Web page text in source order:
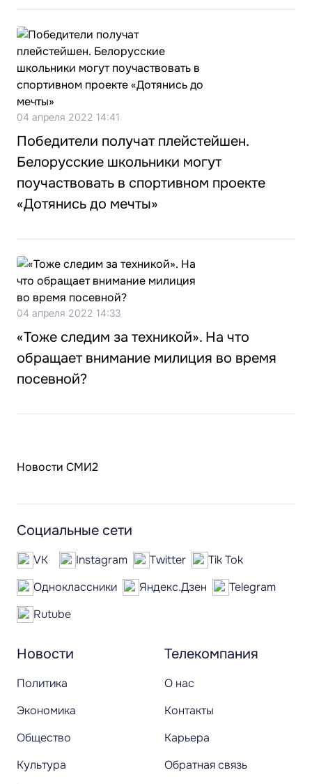
04 апреля 2022 14:41
Победители получат плейстейшен.
Белорусские школьники могут
поучаствовать в спортивном проекте
«Дотянись до мечты»
04 апреля 2022 14:33
«Тоже следим за техникой». На что
обращает внимание милиция во время
посевной?
Новости СМИ2
Новости
Политика
Экономика
Общество
Культура
Телекомпания
О нас
Контакты
Карьера
Обратная связь
Социальные сети
VK Instagram Twitter
Tik Tok
Одноклассники
Яндекс.Дзен
Telegram
Rutube